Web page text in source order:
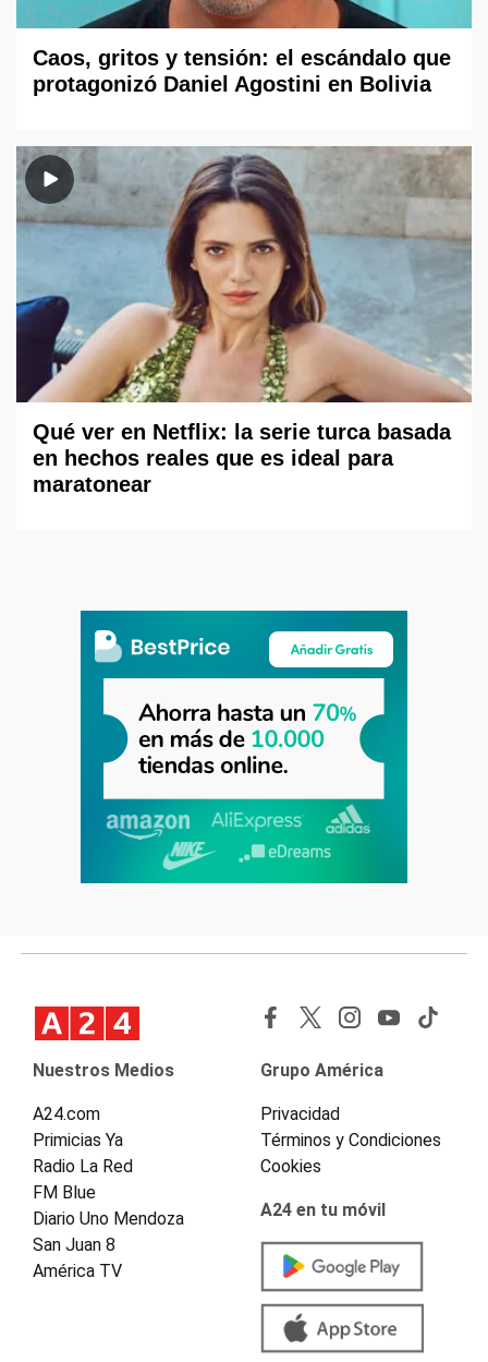
Caos, gritos y tensión: el escándalo que
protagonizó Daniel Agostini en Bolivia
Qué ver en Netflix: la serie turca basada
en hechos reales que es ideal para
maratonear
Nuestros Medios
A24.com
Primicias Ya
Radio La Red
FM Blue
Diario Uno Mendoza
San Juan 8
América TV
Grupo América
Privacidad
Términos y Condiciones
Cookies
A24 en tu móvil